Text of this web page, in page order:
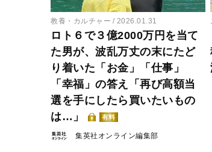
教養・カルチャー 2026.01.31
ロト６で３億2000万円を当て
た男が、波乱万丈の末にたど
り着いた「お金」「仕事」
「幸福」の答え「再び高額当
選を手にしたら買いたいもの
は…」
有料
集英社オンライン編集部